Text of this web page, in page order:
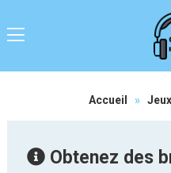
Accueil » Jeux
Obtenez des